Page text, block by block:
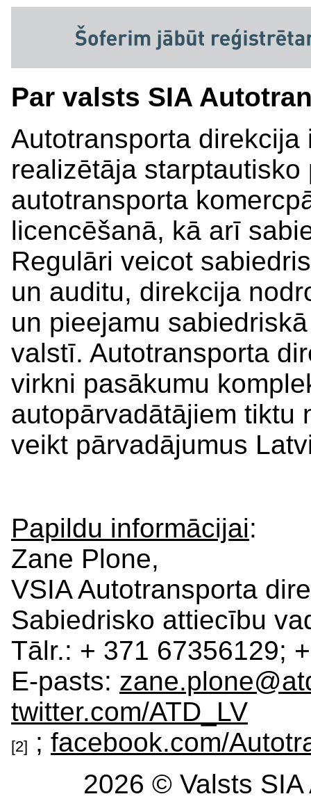
Par valsts SIA
Autotransporta
realizētāja
autotransporta
licencēšanā, kā arī
Regulāri veicot
un auditu, direkcija
un pieejamu
valstī. Autotransporta
virkni pasākumu
autopārvadātājiem tiktu
veikt pārvadājumus
Papildu informācijai:
Zane Plone,
VSIA Autotransporta
Sabiedrisko attiecību
Tālr.: + 371 67356129;
E-pasts:
twitter.com/ATD_LV
[2] ; facebook.com/
2026 © Valsts